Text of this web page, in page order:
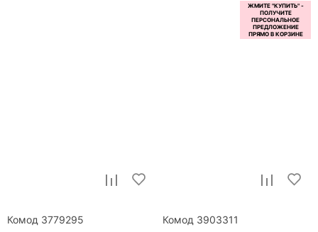
Комод 3779295 Комод 3903311